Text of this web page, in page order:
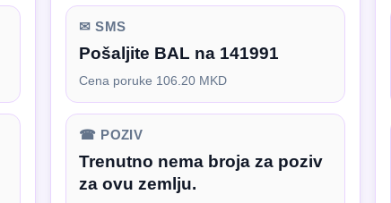
✉ SMS
Pošaljite BAL na 141991
Cena poruke 106.20 MKD
☎ POZIV
Trenutno nema broja za poziv
za ovu zemlju.